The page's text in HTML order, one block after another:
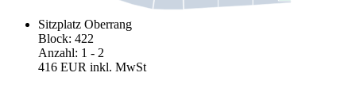
Sitzplatz Oberrang
Block: 422
Anzahl: 1 - 2
416 EUR inkl. MwSt